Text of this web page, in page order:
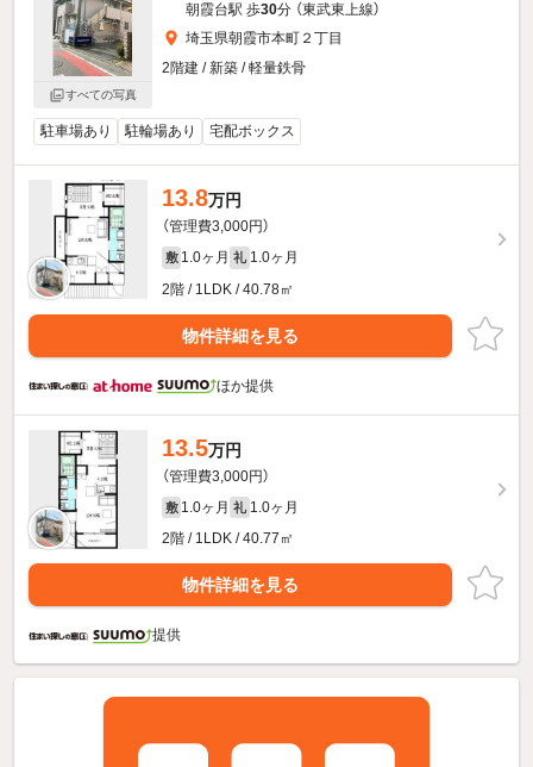
すべての写真
朝霞台駅 歩30分 （東武東上線）
埼玉県朝霞市本町２丁目
2階建 / 新築 / 軽量鉄骨
駐車場あり 駐輪場あり 宅配ボックス
13.8万円
（管理費3,000円）
敷 1.0ヶ月 礼 1.0ヶ月
2階 / 1LDK / 40.78㎡
物件詳細を見る
ほか提供
13.5万円
（管理費3,000円）
敷 1.0ヶ月 礼 1.0ヶ月
2階 / 1LDK / 40.77㎡
物件詳細を見る
提供